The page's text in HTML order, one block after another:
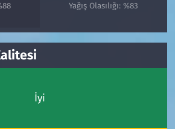
Yağış Olasılığı: %83
İyi